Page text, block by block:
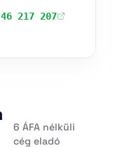
46 217 207
6 ÁFA nélküli
cég eladó